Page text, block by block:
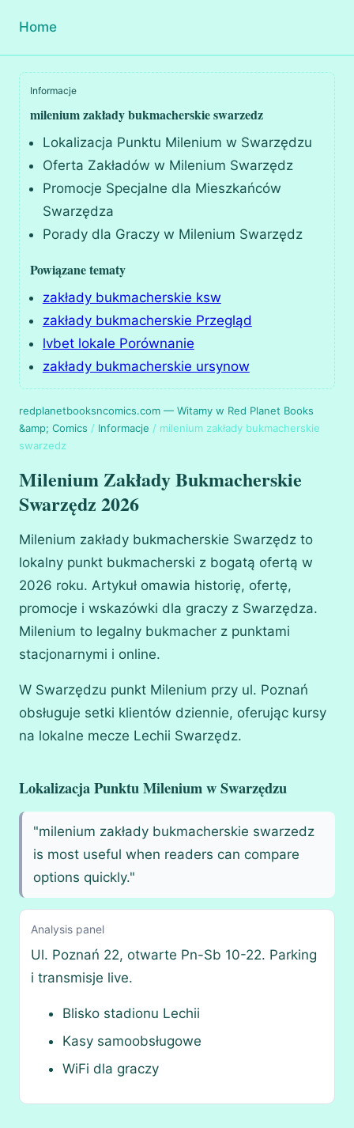
Home
Informacje
milenium zakłady bukmacherskie swarzedz
Lokalizacja Punktu Milenium w Swarzędzu
Oferta Zakładów w Milenium Swarzędz
Promocje Specjalne dla Mieszkańców
Swarzędza
Porady dla Graczy w Milenium Swarzędz
Powiązane tematy
zakłady bukmacherskie ksw
zakłady bukmacherskie Przegląd
lvbet lokale Porównanie
zakłady bukmacherskie ursynow
redplanetbooksncomics.com — Witamy w Red Planet Books
&amp; Comics / Informacje / milenium zakłady bukmacherskie
swarzedz
Milenium Zakłady Bukmacherskie
Swarzędz 2026
Milenium zakłady bukmacherskie Swarzędz to
lokalny punkt bukmacherski z bogatą ofertą w
2026 roku. Artykuł omawia historię, ofertę,
promocje i wskazówki dla graczy z Swarzędza.
Milenium to legalny bukmacher z punktami
stacjonarnymi i online.
W Swarzędzu punkt Milenium przy ul. Poznań
obsługuje setki klientów dziennie, oferując kursy
na lokalne mecze Lechii Swarzędz.
Lokalizacja Punktu Milenium w Swarzędzu
"milenium zakłady bukmacherskie swarzedz
is most useful when readers can compare
options quickly."
Analysis panel
Ul. Poznań 22, otwarte Pn-Sb 10-22. Parking
i transmisje live.
Blisko stadionu Lechii
Kasy samoobsługowe
WiFi dla graczy